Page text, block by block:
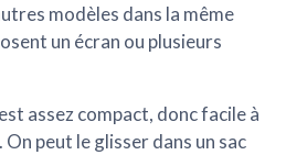
modèles dans la même
un écran ou plusieurs
assez compact, donc facile à
peut le glisser dans un sac